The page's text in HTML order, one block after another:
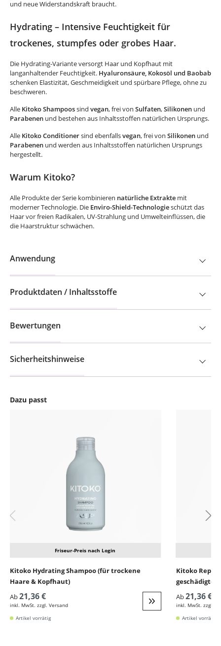
Dazu passt
Friseur-Preis nach Login
Kitoko Hydrating Shampoo (für trockene
Haare & Kopfhaut)
Ab21,36 €
inkl. MwSt. zzgl. Versand Weiter zur Detail
Artikel vorrätig
Kitoko
Ab21,36 €
inkl. MwSt. zzgl.
Artikel vorrätig
und neue Widerstandskraft braucht.
Hydrating – Intensive Feuchtigkeit für
trockenes, stumpfes oder grobes Haar.
Die Hydrating-Variante versorgt Haar und Kopfhaut mit
langanhaltender Feuchtigkeit. Hyaluronsäure, Kokosöl und Baobab
schenken Elastizität, Geschmeidigkeit und spürbare Pflege, ohne zu
beschweren.
Alle Kitoko Shampoossind vegan, frei von Sulfaten,Silikonen und
Parabenen und bestehen aus Inhaltsstoffen natürlichen Ursprungs.
Alle Kitoko Conditionersind ebenfallsvegan, frei von Silikonen und
Parabenen und werden aus Inhaltsstoffen natürlichen Ursprungs
hergestellt.
Warum Kitoko?
Alle Produkte der Serie kombinieren natürliche Extrakte mit
moderner Technologie. Die Enviro-Shield-Technologieschützt das
Haar vor freien Radikalen, UV-Strahlung und Umwelteinflüssen, die
die Haarstruktur schwächen.
Anwendung
Produktdaten / Inhaltsstoffe
Bewertungen
Sicherheitshinweise